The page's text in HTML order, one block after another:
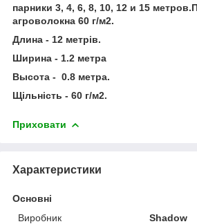
парники 3, 4, 6, 8, 10, 12 и 15
агроволокна 60 г/м2.
Длина - 12 метрів.
Ширина - 1.2 метра
Высота - 0.8 метра.
Щільність - 60 г/м2.
Приховати
Характеристики
Основні
Виробник
Shadow